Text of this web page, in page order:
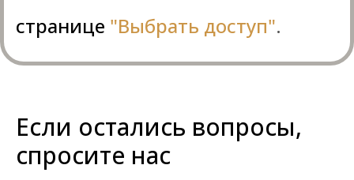
странице "Выбрать доступ".
Если остались вопросы,
спросите нас